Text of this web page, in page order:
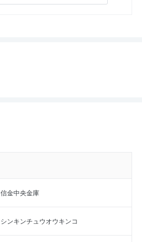
信金中央金庫
シンキンチュウオウキンコ